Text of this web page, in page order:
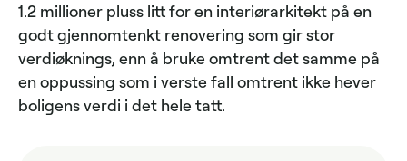
1.2 millioner pluss litt for en interiørarkitekt på en
godt gjennomtenkt renovering som gir stor
verdiøknings, enn å bruke omtrent det samme på
en oppussing som i verste fall omtrent ikke hever
boligens verdi i det hele tatt.